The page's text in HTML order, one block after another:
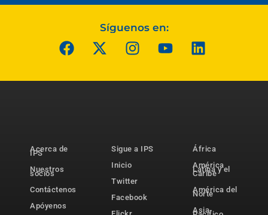
Síguenos en:
Acerca de
IPS
Nuestros
socios
Contáctenos
Apóyenos
Sigue a IPS
Inicio
Twitter
Facebook
África
América
Latina y el
Caribe
América del
Norte
Asia-